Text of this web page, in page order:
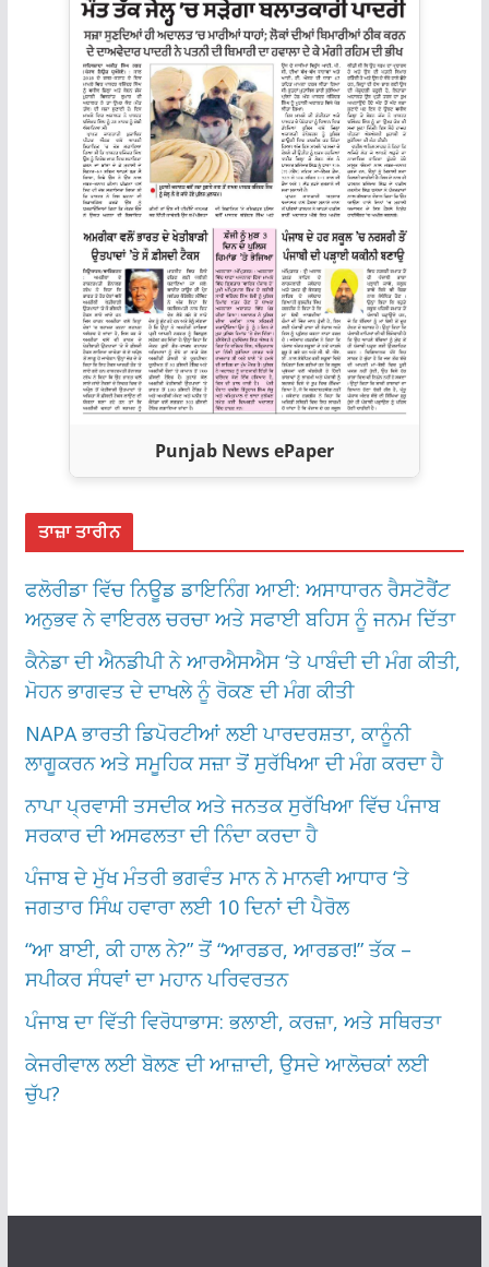
Punjab News ePaper
ਤਾਜ਼ਾ ਤਾਰੀਨ
ਫਲੋਰੀਡਾ ਵਿੱਚ ਨਿਊਡ ਡਾਇਨਿੰਗ ਆਈ: ਅਸਾਧਾਰਨ ਰੈਸਟੋਰੈਂਟ
ਅਨੁਭਵ ਨੇ ਵਾਇਰਲ ਚਰਚਾ ਅਤੇ ਸਫਾਈ ਬਹਿਸ ਨੂੰ ਜਨਮ ਦਿੱਤਾ
ਕੈਨੇਡਾ ਦੀ ਐਨਡੀਪੀ ਨੇ ਆਰਐਸਐਸ ‘ਤੇ ਪਾਬੰਦੀ ਦੀ ਮੰਗ ਕੀਤੀ,
ਮੋਹਨ ਭਾਗਵਤ ਦੇ ਦਾਖਲੇ ਨੂੰ ਰੋਕਣ ਦੀ ਮੰਗ ਕੀਤੀ
NAPA ਭਾਰਤੀ ਡਿਪੋਰਟੀਆਂ ਲਈ ਪਾਰਦਰਸ਼ਤਾ, ਕਾਨੂੰਨੀ
ਲਾਗੂਕਰਨ ਅਤੇ ਸਮੂਹਿਕ ਸਜ਼ਾ ਤੋਂ ਸੁਰੱਖਿਆ ਦੀ ਮੰਗ ਕਰਦਾ ਹੈ
ਨਾਪਾ ਪ੍ਰਵਾਸੀ ਤਸਦੀਕ ਅਤੇ ਜਨਤਕ ਸੁਰੱਖਿਆ ਵਿੱਚ ਪੰਜਾਬ
ਸਰਕਾਰ ਦੀ ਅਸਫਲਤਾ ਦੀ ਨਿੰਦਾ ਕਰਦਾ ਹੈ
ਪੰਜਾਬ ਦੇ ਮੁੱਖ ਮੰਤਰੀ ਭਗਵੰਤ ਮਾਨ ਨੇ ਮਾਨਵੀ ਆਧਾਰ ‘ਤੇ
ਜਗਤਾਰ ਸਿੰਘ ਹਵਾਰਾ ਲਈ 10 ਦਿਨਾਂ ਦੀ ਪੈਰੋਲ
“ਆ ਬਾਈ, ਕੀ ਹਾਲ ਨੇ?” ਤੋਂ “ਆਰਡਰ, ਆਰਡਰ!” ਤੱਕ –
ਸਪੀਕਰ ਸੰਧਵਾਂ ਦਾ ਮਹਾਨ ਪਰਿਵਰਤਨ
ਪੰਜਾਬ ਦਾ ਵਿੱਤੀ ਵਿਰੋਧਾਭਾਸ: ਭਲਾਈ, ਕਰਜ਼ਾ, ਅਤੇ ਸਥਿਰਤਾ
ਕੇਜਰੀਵਾਲ ਲਈ ਬੋਲਣ ਦੀ ਆਜ਼ਾਦੀ, ਉਸਦੇ ਆਲੋਚਕਾਂ ਲਈ
ਚੁੱਪ?